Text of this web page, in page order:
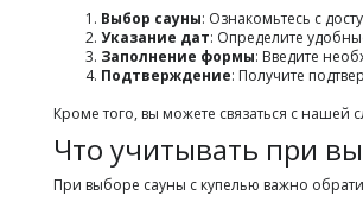
Выбор сауны: Ознакомьтесь с
Указание дат: Определите
Заполнение формы: Введите
Подтверждение: Получите
Кроме того, вы можете связаться с
Что учитывать при
При выборе сауны с купелью важно